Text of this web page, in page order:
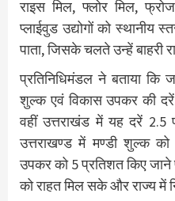
राइस मिल, फ्लोर मिल,
प्लाईवुड उद्योगों को स्थानीय
पाता, जिसके चलते उन्हें बाहरी
प्रतिनिधिमंडल ने बताया कि
शुल्क एवं विकास उपकर की
वहीं उत्तराखंड में यह दरें 2.5
उत्तराखण्ड में मण्डी शुल्क
उपकर को 5 प्रतिशत किए जाने
को राहत मिल सके और राज्य में